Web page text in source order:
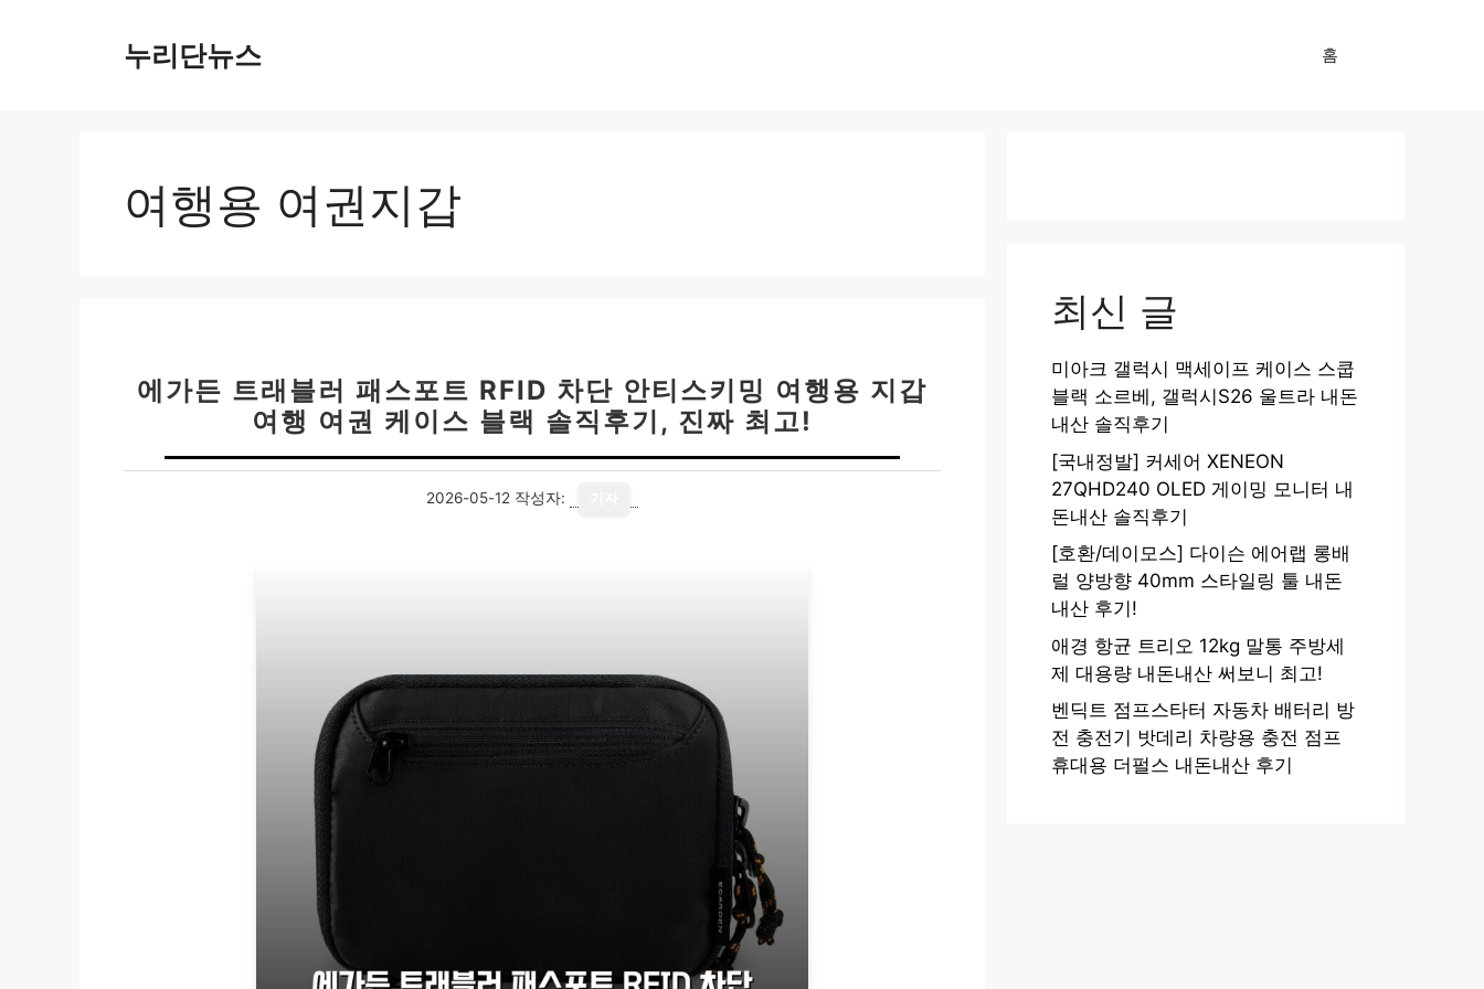
누리단뉴스 홈
여행용 여권지갑
에가든 트래블러 패스포트 RFID 차단 안티스키밍 여행용 지갑
여행 여권 케이스 블랙 솔직후기, 진짜 최고!
2026-05-12 작성자:
최신 글
미아크 갤럭시 맥세이프 케이스 스쿱
블랙 소르베, 갤럭시S26 울트라 내돈
내산 솔직후기
[국내정발] 커세어 XENEON
27QHD240 OLED 게이밍 모니터 내
돈내산 솔직후기
[호환/데이모스] 다이슨 에어랩 롱배
럴 양방향 40mm 스타일링 툴 내돈
내산 후기!
애경 항균 트리오 12kg 말통 주방세
제 대용량 내돈내산 써보니 최고!
벤딕트 점프스타터 자동차 배터리 방
전 충전기 밧데리 차량용 충전 점프
휴대용 더펄스 내돈내산 후기